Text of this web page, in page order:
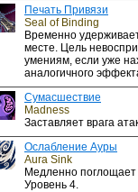
Печать Привязи
Seal of Binding
Временно
месте. Цель
умениям, если уже
аналогичного
Сумасшествие
Madness
Заставляет врага
Ослабление Ауры
Aura Sink
Медленно
Уровень 4.